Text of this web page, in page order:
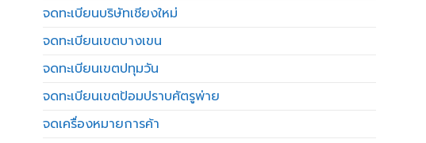
จดทะเบียนบริษัทเชียงใหม่
จดทะเบียนเขตบางเขน
จดทะเบียนเขตปทุมวัน
จดทะเบียนเขตป้อมปราบศัตรูพ่าย
จดเครื่องหมายการค้า